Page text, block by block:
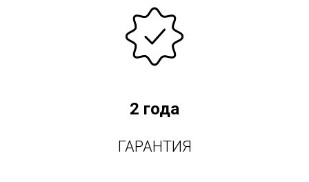
2 года
ГАРАНТИЯ